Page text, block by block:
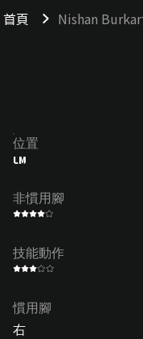
首頁 Nishan
位置
LM
非慣用腳
技能動作
慣用腳
右